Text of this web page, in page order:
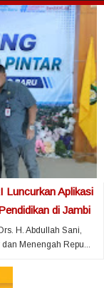
Luncurkan Aplikasi
di Jambi
H. Abdullah Sani,
Menengah Repu...